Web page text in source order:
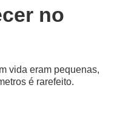
no
vida eram pequenas,
é rarefeito.